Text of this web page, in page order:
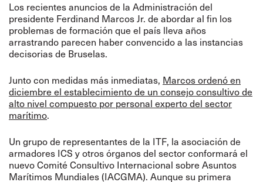
Los recientes anuncios de la Administración del
presidente Ferdinand Marcos Jr. de abordar al fin los
problemas de formación que el país lleva años
arrastrando parecen haber convencido a las instancias
decisorias de Bruselas.
Junto con medidas más inmediatas, Marcos ordenó en
diciembre el establecimiento de un consejo consultivo de
alto nivel compuesto por personal experto del sector
marítimo.
Un grupo de representantes de la ITF, la asociación de
armadores ICS y otros órganos del sector conformará el
nuevo Comité Consultivo Internacional sobre Asuntos
Marítimos Mundiales (IACGMA). Aunque su primera